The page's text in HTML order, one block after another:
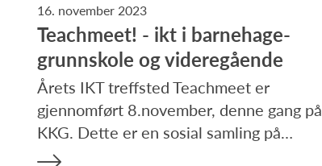
16. november 2023
Teachmeet! - ikt i barnehage-
grunnskole og videregående
Årets IKT treffsted Teachmeet er
gjennomført 8.november, denne gang på
KKG. Dette er en sosial samling på…